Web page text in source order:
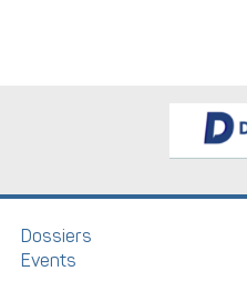
Dossiers
Events